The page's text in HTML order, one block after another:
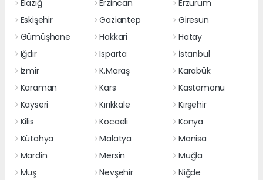
Elazığ
Erzincan
Erzurum
Eskişehir
Gaziantep
Giresun
Gümüşhane
Hakkari
Hatay
Iğdır
Isparta
İstanbul
İzmir
K.Maraş
Karabük
Karaman
Kars
Kastamonu
Kayseri
Kırıkkale
Kırşehir
Kilis
Kocaeli
Konya
Kütahya
Malatya
Manisa
Mardin
Mersin
Muğla
Muş
Nevşehir
Niğde